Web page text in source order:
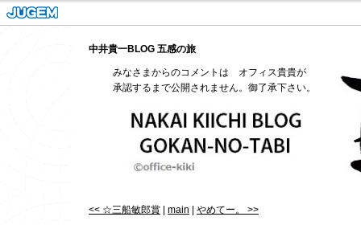
中井貴一BLOG 五感の旅
みなさまからのコメントは オフィス貴貴が
承認するまで公開されません。御了承下さい。
<< ☆三船敏郎賞 main やめてー。 >>